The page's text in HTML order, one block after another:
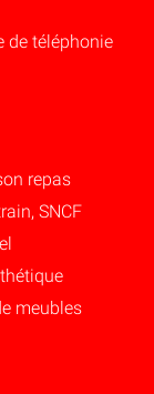
de téléphonie
repas
SNCF
meubles